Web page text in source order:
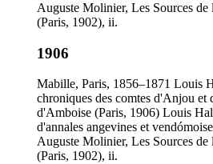
Auguste Molinier, Les Sources de
(Paris, 1902), ii.
1906
Mabille, Paris, 1856–1871 Louis
chroniques des comtes d'Anjou et
d'Amboise (Paris, 1906) Louis
d'annales angevines et
Auguste Molinier, Les Sources de
(Paris, 1902), ii.